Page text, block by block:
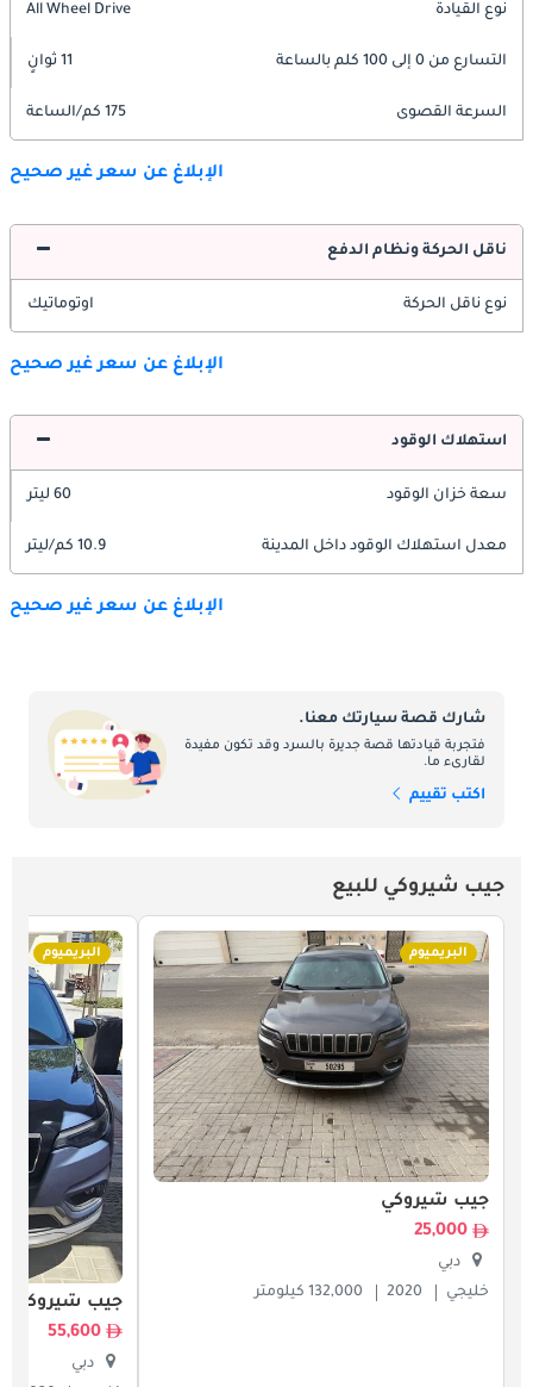
نوع القيادة All Wheel Drive
التسارع من 0 إلى 100 كلم بالساعة 11 ثوانٍ
السرعة القصوى 175 كم/الساعة
الإبلاغ عن سعر غير صحيح
ناقل الحركة ونظام الدفع
نوع ناقل الحركة اوتوماتيك
الإبلاغ عن سعر غير صحيح
استهلاك الوقود
سعة خزان الوقود 60 ليتر
معدل استهلاك الوقود داخل المدينة 10.9 كم/ليتر
الإبلاغ عن سعر غير صحيح
شارك قصة سيارتك معنا.
فتجربة قيادتها قصة جديرة بالسرد وقد تكون مفيدة
لقارىء ما.
اكتب تقييم
جيب شيروكي للبيع
البريميوم
جيب شيروكي
25,000
دبي
خليجي
2020 132,000 كيلومتر
البريميوم
جيب شيروكي
55,600
دبي